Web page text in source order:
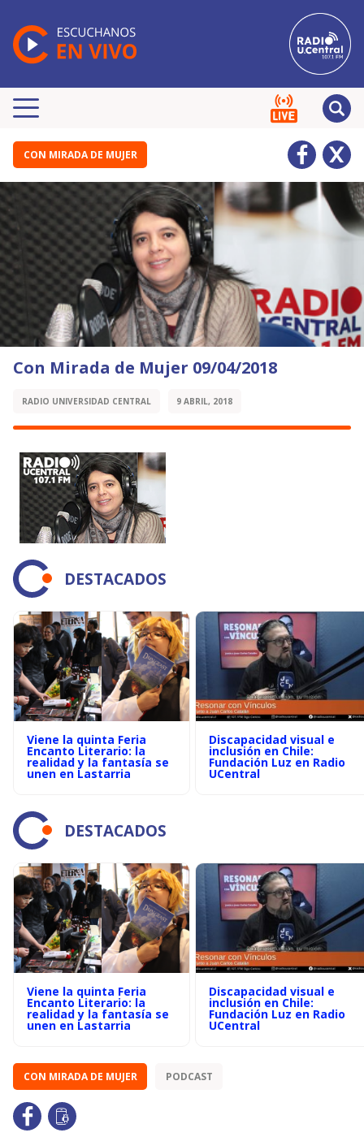
CON MIRADA DE MUJER
Con Mirada de Mujer 09/04/2018
RADIO UNIVERSIDAD CENTRAL 9 ABRIL, 2018
DESTACADOS
Viene la quinta Feria
Encanto Literario: la
realidad y la fantasía se
unen en Lastarria
Discapacidad visual e
inclusión en Chile:
Fundación Luz en Radio
UCentral
DESTACADOS
Viene la quinta Feria
Encanto Literario: la
realidad y la fantasía se
unen en Lastarria
Discapacidad visual e
inclusión en Chile:
Fundación Luz en Radio
UCentral
CON MIRADA DE MUJER PODCAST